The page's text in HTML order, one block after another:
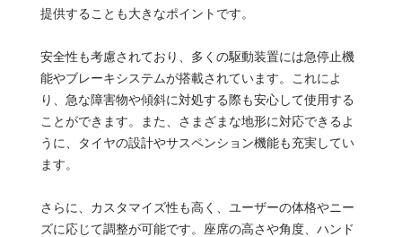
提供することも大きなポイントです。
安全性も考慮されており、多くの駆動装置には急停止機
能やブレーキシステムが搭載されています。これによ
り、急な障害物や傾斜に対処する際も安心して使用する
ことができます。また、さまざまな地形に対応できるよ
うに、タイヤの設計やサスペンション機能も充実してい
ます。
さらに、カスタマイズ性も高く、ユーザーの体格やニー
ズに応じて調整が可能です。座席の高さや角度、ハンド